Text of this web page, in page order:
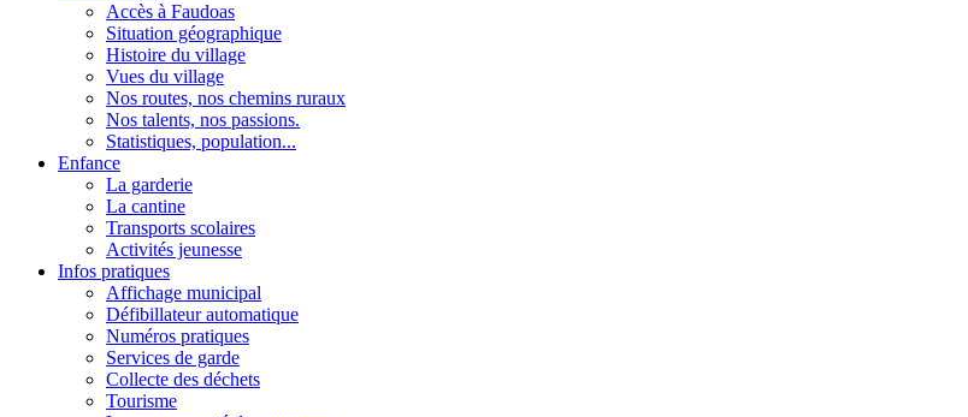
Accès à Faudoas
Situation géographique
Histoire du village
Vues du village
Nos routes, nos chemins ruraux
Nos talents, nos passions.
Statistiques, population...
Enfance
La garderie
La cantine
Transports scolaires
Activités jeunesse
Infos pratiques
Affichage municipal
Défibillateur automatique
Numéros pratiques
Services de garde
Collecte des déchets
Tourisme